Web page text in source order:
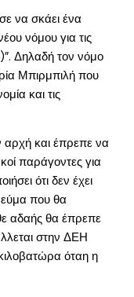
να σκάει ένα
νόμου για τις
Δηλαδή τον νόμο
Μπιρμπιλή που
και τις
και έπρεπε να
παράγοντες για
ότι δεν έχει
που θα
αδαής θα έπρεπε
στην ΔΕΗ
όταη η